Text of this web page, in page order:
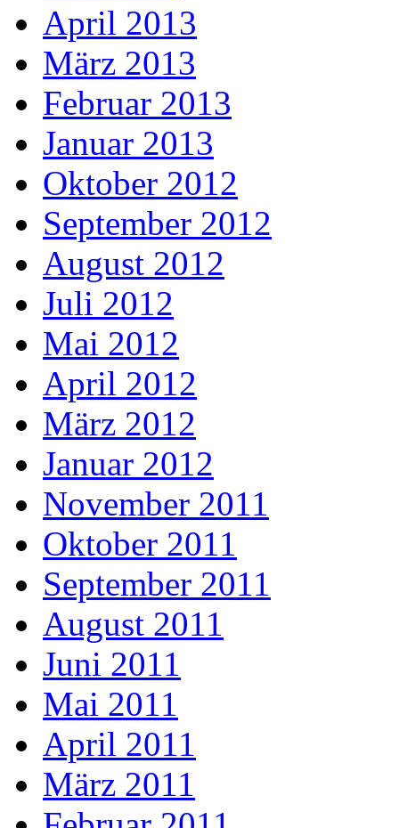
April 2013
März 2013
Februar 2013
Januar 2013
Oktober 2012
September 2012
August 2012
Juli 2012
Mai 2012
April 2012
März 2012
Januar 2012
November 2011
Oktober 2011
September 2011
August 2011
Juni 2011
Mai 2011
April 2011
März 2011